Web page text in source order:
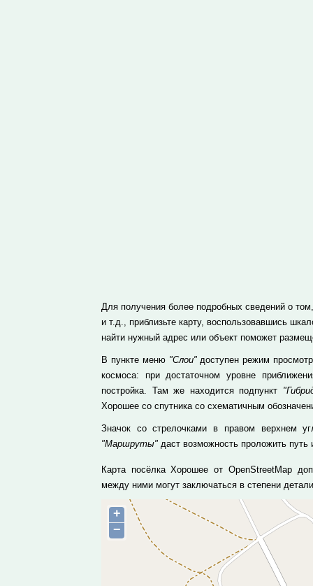
Для получения более подробных сведений о
и т.д., приблизьте карту, воспользовавшись
найти нужный адрес или объект поможет
В пункте меню "Слои"доступен режим
космоса: при достаточном уровне
постройка. Там же находится подпункт
Хорошее со спутника со схематичным
Значок со стрелочками в правом верхнем
"Маршруты" даст возможность проложить путь
Карта посёлка Хорошее от OpenStreetMap
между ними могут заключаться в степени
+
−